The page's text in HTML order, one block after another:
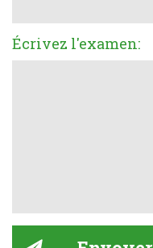
Écrivez l'examen: